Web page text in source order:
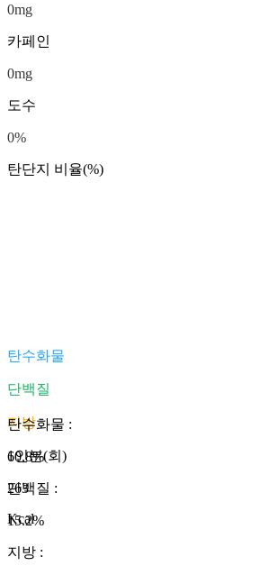
0mg
카페인
0mg
도수
0%
탄단지 비율(%)
탄수화물
단백질
지방
1인분(회)
263
Kcal
탄수화물 :
60.8%
단백질 :
15.2%
지방 :